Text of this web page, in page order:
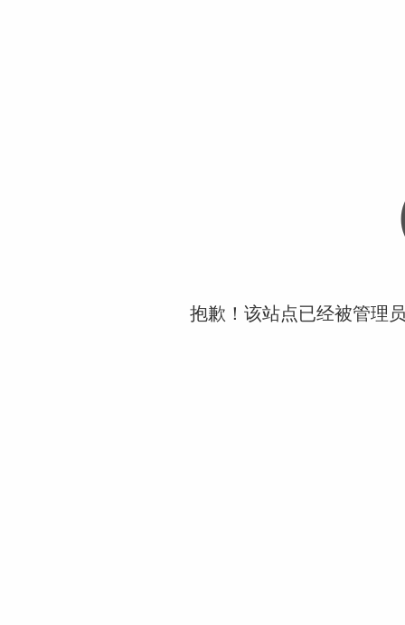
抱歉！该站点已经被管理